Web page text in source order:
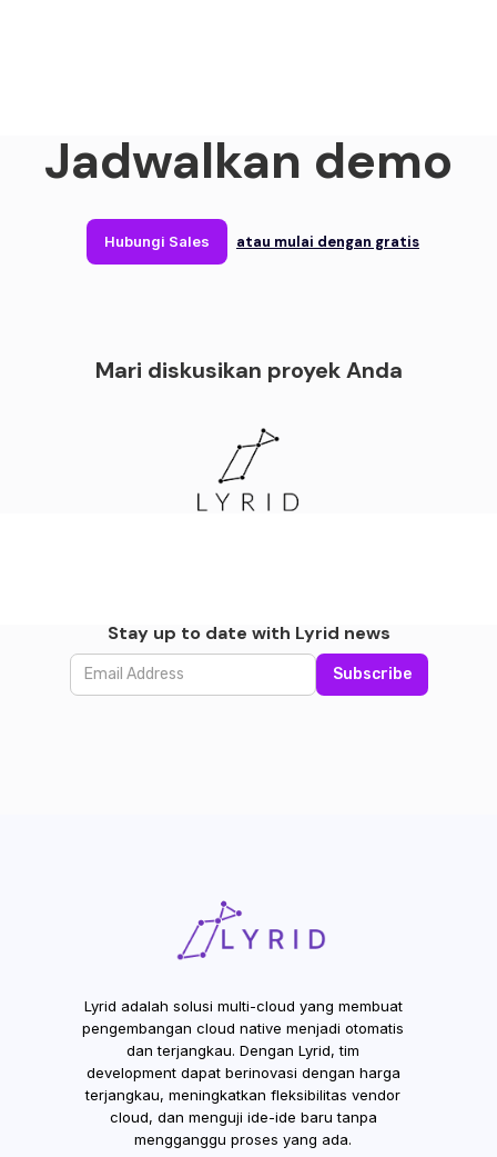
Jadwalkan demo
Hubungi Sales atau mulai dengan gratis
Mari diskusikan proyek Anda
Stay up to date with Lyrid news
Lyrid adalah solusi multi-cloud yang membuat
pengembangan cloud native menjadi otomatis
dan terjangkau. Dengan Lyrid, tim
development dapat berinovasi dengan harga
terjangkau, meningkatkan fleksibilitas vendor
cloud, dan menguji ide-ide baru tanpa
mengganggu proses yang ada.